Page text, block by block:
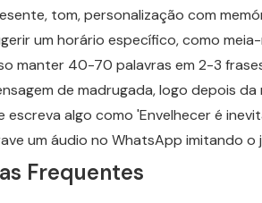
tom, personalização com
um horário específico, como
manter 40-70 palavras em 2-3
de madrugada, logo depois
escreva algo como 'Envelhecer é
um áudio no WhatsApp imitando
Frequentes